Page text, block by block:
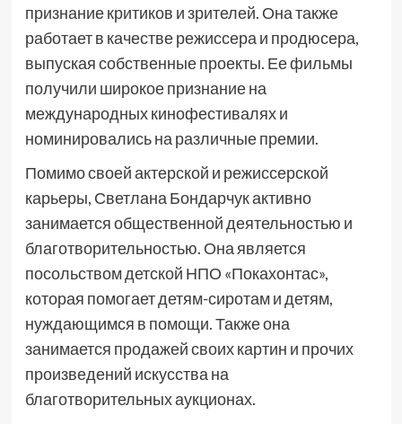
признание критиков и зрителей. Она также
работает в качестве режиссера и продюсера,
выпуская собственные проекты. Ее фильмы
получили широкое признание на
международных кинофестивалях и
номинировались на различные премии.
Помимо своей актерской и режиссерской
карьеры, Светлана Бондарчук активно
занимается общественной деятельностью и
благотворительностью. Она является
посольством детской НПО «Покахонтас»,
которая помогает детям-сиротам и детям,
нуждающимся в помощи. Также она
занимается продажей своих картин и прочих
произведений искусства на
благотворительных аукционах.